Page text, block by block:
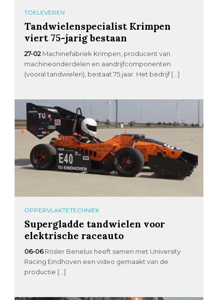
TOELEVEREN
Tandwielenspecialist Krimpen
viert 75-jarig bestaan
27-02 Machinefabriek Krimpen, producent van
machineonderdelen en aandrijfcomponenten
(vooral tandwielen), bestaat 75 jaar. Het bedrijf […]
OPPERVLAKTETECHNIEK
Supergladde tandwielen voor
elektrische raceauto
06-06 Rösler Benelux heeft samen met University
Racing Eindhoven een video gemaakt van de
productie […]